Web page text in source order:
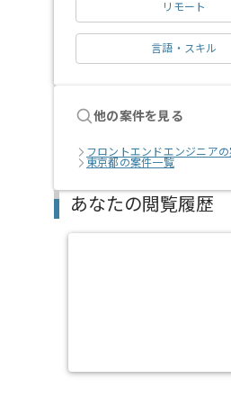
リモート
言語・スキル
他の案件を見る
フロントエンドエンジニア
東京都の案件一覧
あなたの閲覧履歴